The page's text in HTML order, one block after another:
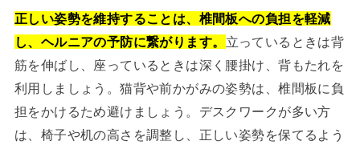
正しい姿勢を維持することは、椎間板への負担を軽減
し、ヘルニアの予防に繋がります。 立っているときは背
筋を伸ばし、座っているときは深く腰掛け、背もたれを
利用しましょう。猫背や前かがみの姿勢は、椎間板に負
担をかけるため避けましょう。デスクワークが多い方
は、椅子や机の高さを調整し、正しい姿勢を保てるよう